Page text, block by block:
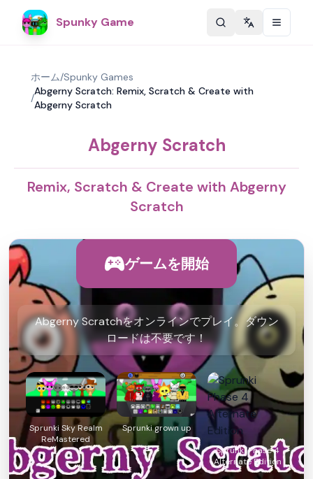
Spunky Game Change
ホーム/Spunky Games
/
Abgerny Scratch: Remix, Scratch & Create with
Abgerny Scratch
Abgerny Scratch
Remix, Scratch & Create with Abgerny
Scratch
ゲームを開始
Abgerny Scratchをオンラインでプレイ。ダウン
ロードは不要です！
Sprunki Sky Realm
ReMastered
Sprunki grown up
Sprunki Phase 4
Alternate Edition